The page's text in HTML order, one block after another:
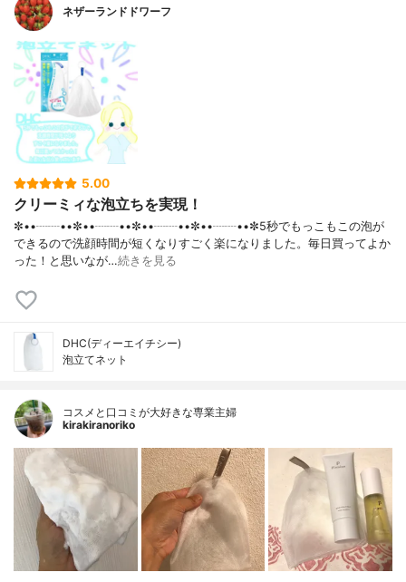
ネザーランドドワーフ
5.00
クリーミィな泡立ちを実現！
✼••┈┈••✼••┈┈••✼••┈┈••✼••┈┈••✼5秒でもっこもこの泡が
できるので洗顔時間が短くなりすごく楽になりました。毎日買ってよか
った！と思いなが…続きを見る
DHC(ディーエイチシー)
泡立てネット
コスメと口コミが大好きな専業主婦
kirakiranoriko